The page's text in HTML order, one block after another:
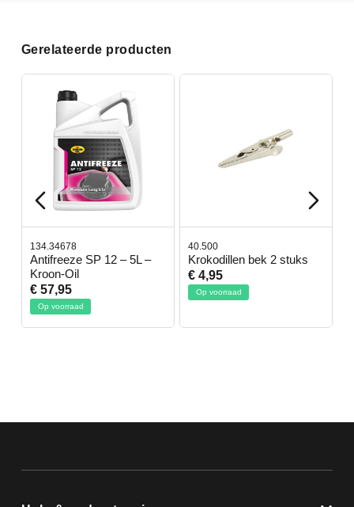
Gerelateerde producten
134.34678
Antifreeze SP 12 – 5L –
Kroon-Oil
€ 57,95
Op voorraad
40.500
Krokodillen bek 2 stuks
€ 4,95
Op voorraad